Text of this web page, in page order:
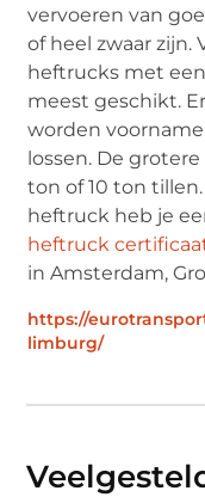
vervoeren van
of heel zwaar zijn.
heftrucks met
meest geschikt.
worden
lossen. De
ton of 10 ton
heftruck heb je
heftruck
in Amsterdam,
https://
limburg/